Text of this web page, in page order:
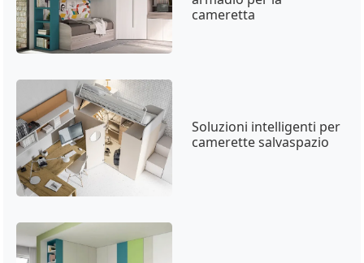
cameretta
Soluzioni intelligenti per
camerette salvaspazio